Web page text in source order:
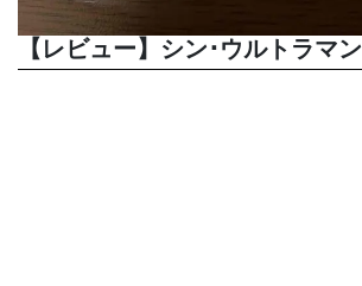
【レビュー】シン･ウルトラマン